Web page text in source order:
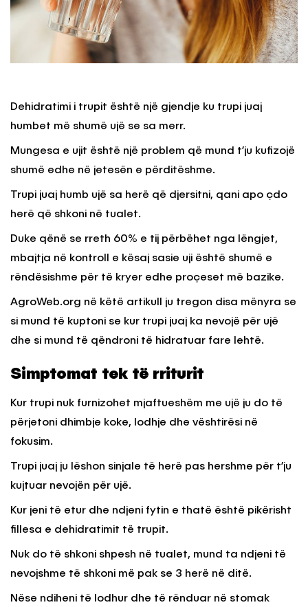
Dehidratimi i trupit është një gjendje ku trupi juaj
humbet më shumë ujë se sa merr.
Mungesa e ujit është një problem që mund t’ju kufizojë
shumë edhe në jetesën e përditëshme.
Trupi juaj humb ujë sa herë që djersitni, qani apo çdo
herë që shkoni në tualet.
Duke qënë se rreth 60% e tij përbëhet nga lëngjet,
mbajtja në kontroll e kësaj sasie uji është shumë e
rëndësishme për të kryer edhe proçeset më bazike.
AgroWeb.org në këtë artikull ju tregon disa mënyra se
si mund të kuptoni se kur trupi juaj ka nevojë për ujë
dhe si mund të qëndroni të hidratuar fare lehtë.
Simptomat tek të rriturit
Kur trupi nuk furnizohet mjaftueshëm me ujë ju do të
përjetoni dhimbje koke, lodhje dhe vështirësi në
fokusim.
Trupi juaj ju lëshon sinjale të herë pas hershme për t’ju
kujtuar nevojën për ujë.
Kur jeni të etur dhe ndjeni fytin e thatë është pikërisht
fillesa e dehidratimit të trupit.
Nuk do të shkoni shpesh në tualet, mund ta ndjeni të
nevojshme të shkoni më pak se 3 herë në ditë.
Nëse ndiheni të lodhur dhe të rënduar në stomak